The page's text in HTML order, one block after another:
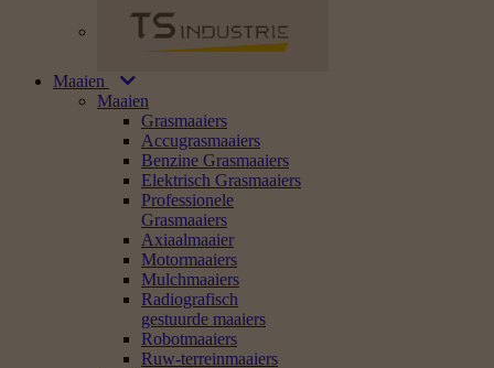
Maaien
Maaien
Grasmaaiers
Accugrasmaaiers
Benzine Grasmaaiers
Elektrisch Grasmaaiers
Professionele
Grasmaaiers
Axiaalmaaier
Motormaaiers
Mulchmaaiers
Radiografisch
gestuurde maaiers
Robotmaaiers
Ruw-terreinmaaiers